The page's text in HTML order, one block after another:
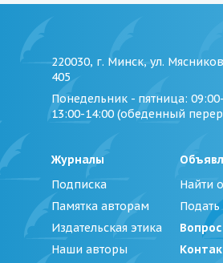
220030, г. Минск, ул.
405
Понедельник - пятница:
13:00-14:00 (обеденный
Журналы
Подписка
Памятка авторам
Издательская этика
Наши авторы
Найти